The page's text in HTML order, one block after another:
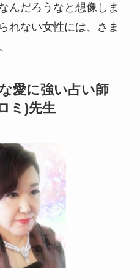
んだろうなと想像しま
れない女性には、さま
愛に強い占い師
ミ)先生